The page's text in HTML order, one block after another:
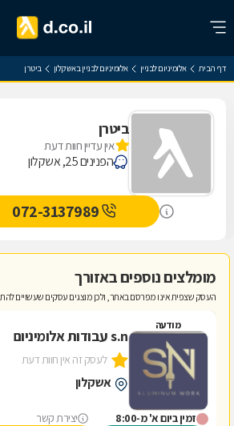
דף הבית אלומיניום לבניין אלומיניום לבניין באשקלון ביטרן
ביטרן
אין עדיין חוות דעת
הפנינים 25, אשקלון
072-3137989
מומלצים נוספים באזורך
העסק שצפית אינו מפרסם באתר, ולכן מוצגים עסקים שעשויים
מודעה
s.n עבודות אלומיניום
לעסק זה אין חוות דעת
אשקלון
זמין ביום א' מ-8:00 יצירת קשר